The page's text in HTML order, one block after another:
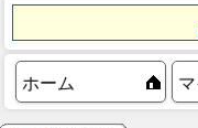
ホーム